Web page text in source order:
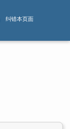
纠错本页面